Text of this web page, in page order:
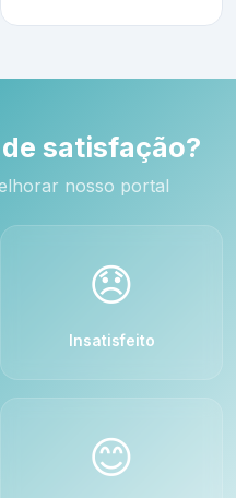
satisfação?
nosso portal
😞
Insatisfeito
😊